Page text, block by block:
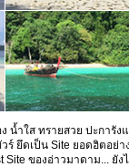
ง น้ำใส ทรายสวย ปะกา
ยึดเป็น Site ยอดฮิตอย่า
ของอ่าวมาดาม... ยัง